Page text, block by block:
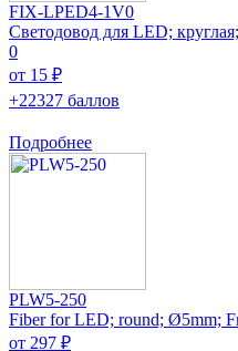
FIX-LPED4-1V0
Светодовод для LED;
0
от 15 ₽
+22327 баллов
Подробнее
PLW5-250
Fiber for LED; round; Ø5mm;
от 297 ₽